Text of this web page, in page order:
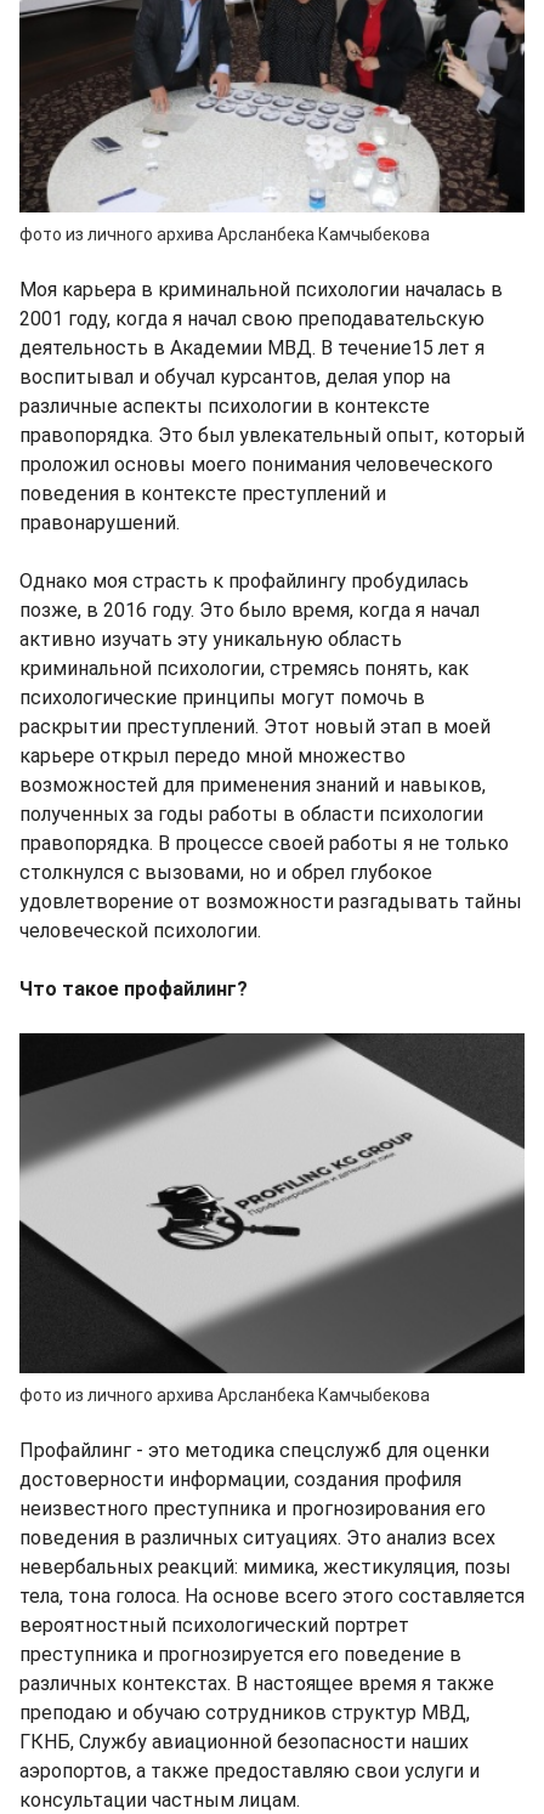
фото из личного архива Арсланбека Камчыбекова
Моя карьера в криминальной психологии началась в
2001 году, когда я начал свою преподавательскую
деятельность в Академии МВД. В течение15 лет я
воспитывал и обучал курсантов, делая упор на
различные аспекты психологии в контексте
правопорядка. Это был увлекательный опыт, который
проложил основы моего понимания человеческого
поведения в контексте преступлений и
правонарушений.
Однако моя страсть к профайлингу пробудилась
позже, в 2016 году. Это было время, когда я начал
активно изучать эту уникальную область
криминальной психологии, стремясь понять, как
психологические принципы могут помочь в
раскрытии преступлений. Этот новый этап в моей
карьере открыл передо мной множество
возможностей для применения знаний и навыков,
полученных за годы работы в области психологии
правопорядка. В процессе своей работы я не только
столкнулся с вызовами, но и обрел глубокое
удовлетворение от возможности разгадывать тайны
человеческой психологии.
Что такое профайлинг?
фото из личного архива Арсланбека Камчыбекова
Профайлинг - это методика спецслужб для оценки
достоверности информации, создания профиля
неизвестного преступника и прогнозирования его
поведения в различных ситуациях. Это анализ всех
невербальных реакций: мимика, жестикуляция, позы
тела, тона голоса. На основе всего этого составляется
вероятностный психологический портрет
преступника и прогнозируется его поведение в
различных контекстах. В настоящее время я также
преподаю и обучаю сотрудников структур МВД,
ГКНБ, Службу авиационной безопасности наших
аэропортов, а также предоставляю свои услуги и
консультации частным лицам.